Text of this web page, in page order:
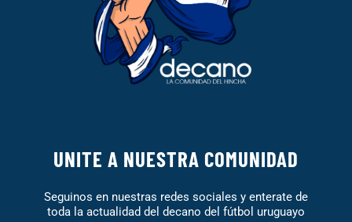
UNITE A NUESTRA COMUNIDAD
Seguinos en nuestras redes sociales y enterate de
toda la actualidad del decano del fútbol uruguayo